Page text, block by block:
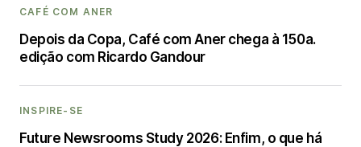
CAFÉ COM ANER
Depois da Copa, Café com Aner chega à 150a.
edição com Ricardo Gandour
INSPIRE-SE
Future Newsrooms Study 2026: Enfim, o que há